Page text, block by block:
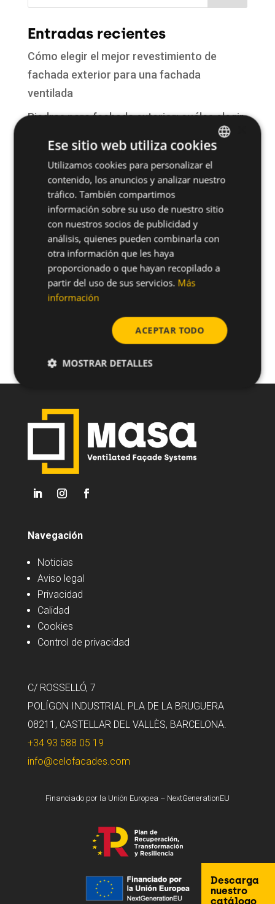
Entradas recientes
Cómo elegir el mejor revestimiento de
fachada exterior para una fachada
ventilada
Piedras para fachada exterior: cuáles elegir
¿Qué es una fachada? Funciones, tipos y
sistemas constructivos
Fachada ventilada para hotel: la mejor
solución para rehabilitaciones y obra nueva
San Antonio, patrón de la construcción:
tradición, seguridad y futuro en la
edificación
Comentarios recientes
No hay comentarios que mostrar.
Navegación
Noticias
Aviso legal
Privacidad
Calidad
Cookies
Control de privacidad
C/ ROSSELLÓ, 7
POLÍGON INDUSTRIAL PLA DE LA BRUGUERA
08211, CASTELLAR DEL VALLÈS, BARCELONA.
+34 93 588 05 19
info@celofacades.com
Descarga
nuestro
catálogo
Financiado por la Unión Europea – NextGenerationEU
SPANISH
ENGLISH
Ese sitio web utiliza cookies
Utilizamos cookies para personalizar el
contenido, los anuncios y analizar nuestro
tráfico. También compartimos
información sobre su uso de nuestro sitio
con nuestros socios de publicidad y
análisis, quienes pueden combinarla con
otra información que les haya
proporcionado o que hayan recopilado a
partir del uso de sus servicios. Más
información
ACEPTAR TODO
MOSTRAR DETALLES